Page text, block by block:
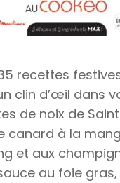
recettes
clin d’œil dans
de noix de
canard à la
et aux
au foie